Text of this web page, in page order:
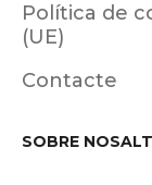
Política de
(UE)
Contacte
SOBRE